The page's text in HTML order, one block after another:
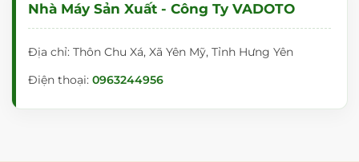
Nhà Máy Sản Xuất - Công Ty VADOTO
Địa chỉ: Thôn Chu Xá, Xã Yên Mỹ, Tỉnh Hưng Yên
Điện thoại: 0963244956